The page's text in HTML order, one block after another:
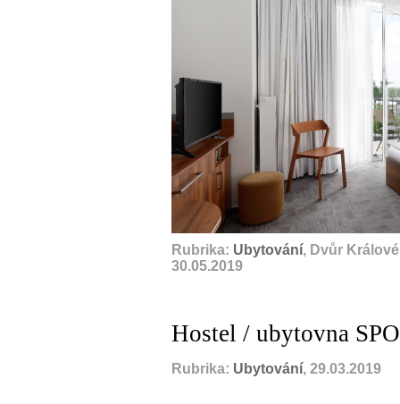
Rubrika: Ubytování, Dvůr
30.05.2019
Hostel / ubytovna
Rubrika: Ubytování, 29.03.2019